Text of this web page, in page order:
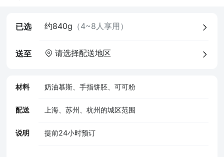
已选 约840g （4~8人享用）
送至 请选择配送地区
材料 奶油慕斯、手指饼胚、可可粉
配送 上海、苏州、杭州的城区范围
说明 提前24小时预订
5、食品生产许可证